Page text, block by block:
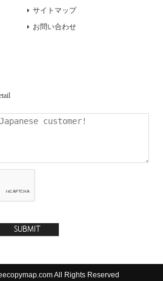
サイトマップ
お問い合わせ
All Rights Reserved